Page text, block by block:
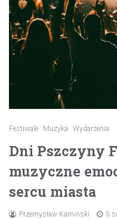
Festiwale Muzyka Wydarzenia
Dni Pszczyny
muzyczne
sercu miasta
Przemysław Kamiński 5